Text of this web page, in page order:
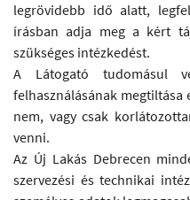
legrövidebb idő alatt,
írásban adja meg a kért
szükséges intézkedést.
A Látogató tudomásul
felhasználásának megtiltása
nem, vagy csak
venni.
Az Új Lakás Debrecen
szervezési és technikai